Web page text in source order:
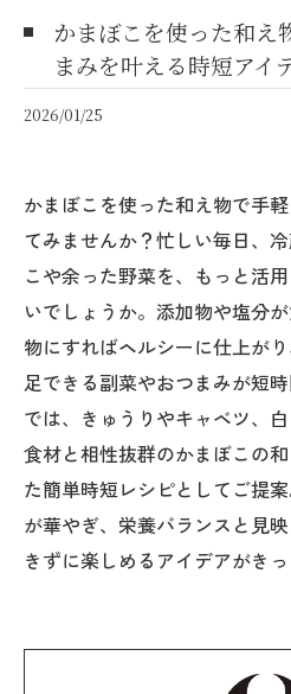
かまぼこを使った和え
まみを叶える時短アイ
2026/01/25
かまぼこを使った和え物で手
てみませんか？忙しい毎日、
こや余った野菜を、もっと活
いでしょうか。添加物や塩分
物にすればヘルシーに仕上が
足できる副菜やおつまみが短
では、きゅうりやキャベツ、
食材と相性抜群のかまぼこの
た簡単時短レシピとしてご提
が華やぎ、栄養バランスと見
きずに楽しめるアイデアがきっ